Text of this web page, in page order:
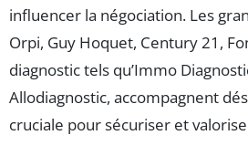
influencer la négociation. Les
Orpi, Guy Hoquet, Century 21,
diagnostic tels qu’Immo
Allodiagnostic, accompagnent
cruciale pour sécuriser et